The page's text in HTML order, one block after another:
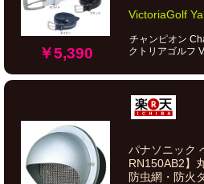
￥5,390
VictoriaGolf
チャンピオン
クトリアゴルフ
パナソニック
RN150AB2】
防虫網・防火